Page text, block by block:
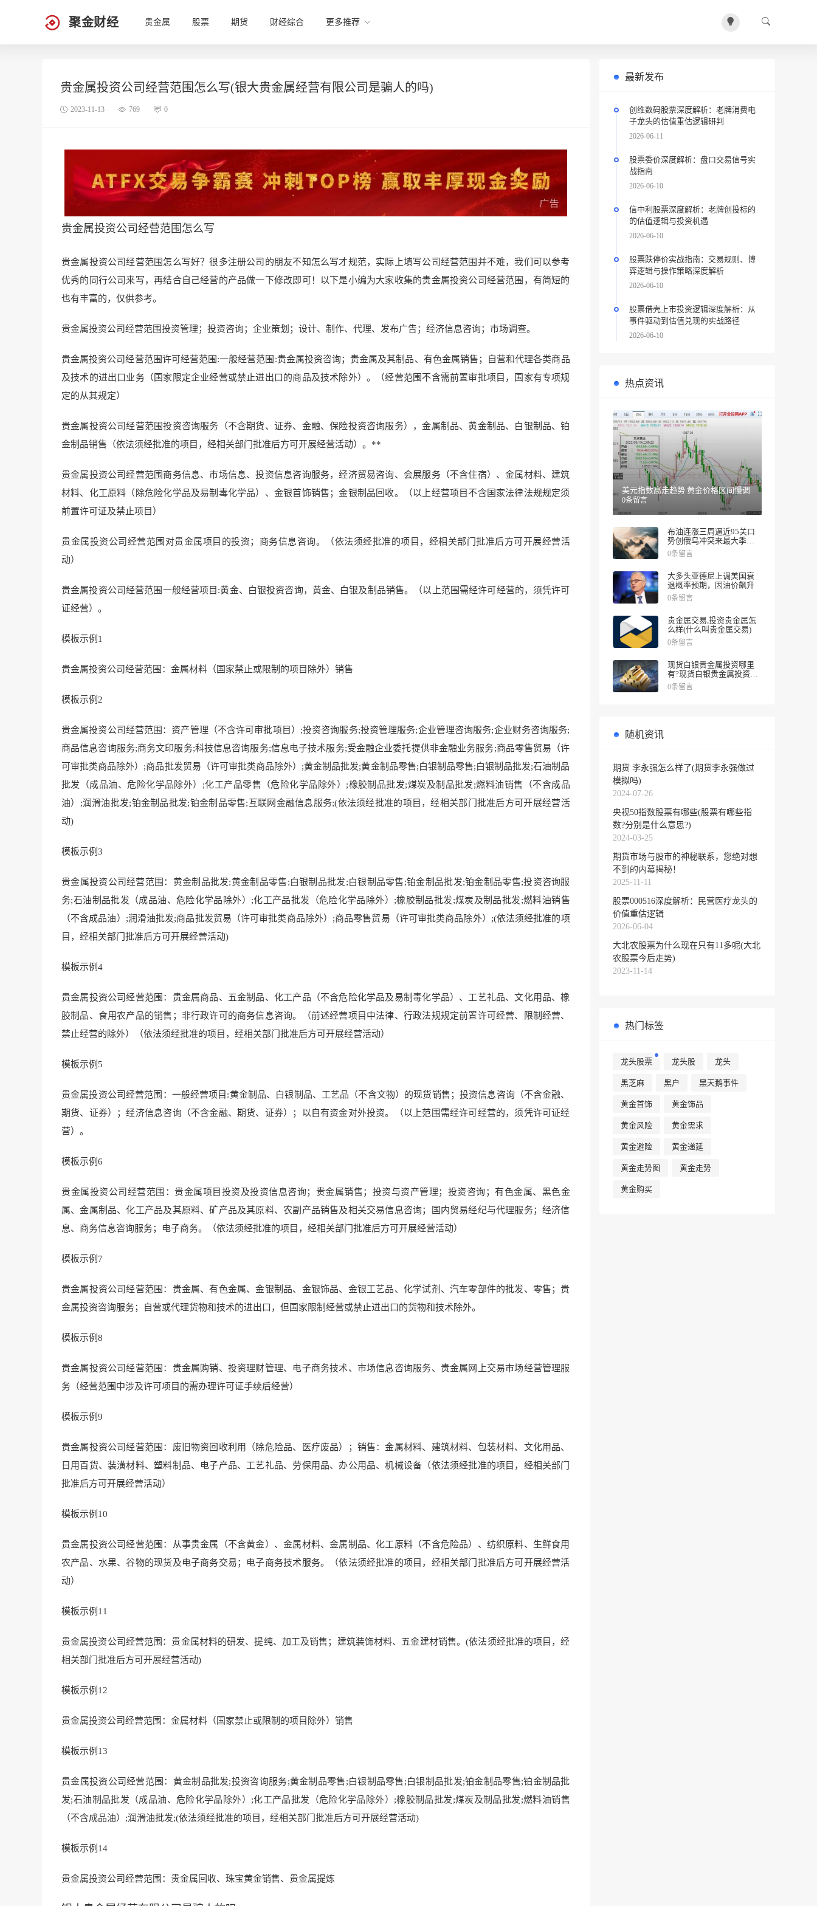
聚金财经 贵金属 股票 期货 财经综合 更多推荐
贵金属投资公司经营范围怎么写(银大贵金属经营有限公司是骗人的吗)
2023-11-13 769 0
贵金属投资公司经营范围怎么写
贵金属投资公司经营范围怎么写好？很多注册公司的朋友不知怎么写才规范，实际上填写公司经营范围并不难，我们可以参考
优秀的同行公司来写，再结合自己经营的产品做一下修改即可！以下是小编为大家收集的贵金属投资公司经营范围，有简短的
也有丰富的，仅供参考。
贵金属投资公司经营范围投资管理；投资咨询；企业策划；设计、制作、代理、发布广告；经济信息咨询；市场调查。
贵金属投资公司经营范围许可经营范围:一般经营范围:贵金属投资咨询；贵金属及其制品、有色金属销售；自营和代理各类商品
及技术的进出口业务（国家限定企业经营或禁止进出口的商品及技术除外）。（经营范围不含需前置审批项目，国家有专项规
定的从其规定）
贵金属投资公司经营范围投资咨询服务（不含期货、证券、金融、保险投资咨询服务），金属制品、黄金制品、白银制品、铂
金制品销售（依法须经批准的项目，经相关部门批准后方可开展经营活动）。**
贵金属投资公司经营范围商务信息、市场信息、投资信息咨询服务，经济贸易咨询、会展服务（不含住宿）、金属材料、建筑
材料、化工原料（除危险化学品及易制毒化学品）、金银首饰销售；金银制品回收。（以上经营项目不含国家法律法规规定须
前置许可证及禁止项目）
贵金属投资公司经营范围对贵金属项目的投资；商务信息咨询。（依法须经批准的项目，经相关部门批准后方可开展经营活
动）
贵金属投资公司经营范围一般经营项目:黄金、白银投资咨询，黄金、白银及制品销售。（以上范围需经许可经营的，须凭许可
证经营）。
模板示例1
贵金属投资公司经营范围：金属材料（国家禁止或限制的项目除外）销售
模板示例2
贵金属投资公司经营范围：资产管理（不含许可审批项目）;投资咨询服务;投资管理服务;企业管理咨询服务;企业财务咨询服务;
商品信息咨询服务;商务文印服务;科技信息咨询服务;信息电子技术服务;受金融企业委托提供非金融业务服务;商品零售贸易（许
可审批类商品除外）;商品批发贸易（许可审批类商品除外）;黄金制品批发;黄金制品零售;白银制品零售;白银制品批发;石油制品
批发（成品油、危险化学品除外）;化工产品零售（危险化学品除外）;橡胶制品批发;煤炭及制品批发;燃料油销售（不含成品
油）;润滑油批发;铂金制品批发;铂金制品零售;互联网金融信息服务;(依法须经批准的项目，经相关部门批准后方可开展经营活
动)
模板示例3
贵金属投资公司经营范围：黄金制品批发;黄金制品零售;白银制品批发;白银制品零售;铂金制品批发;铂金制品零售;投资咨询服
务;石油制品批发（成品油、危险化学品除外）;化工产品批发（危险化学品除外）;橡胶制品批发;煤炭及制品批发;燃料油销售
（不含成品油）;润滑油批发;商品批发贸易（许可审批类商品除外）;商品零售贸易（许可审批类商品除外）;(依法须经批准的项
目，经相关部门批准后方可开展经营活动)
模板示例4
贵金属投资公司经营范围：贵金属商品、五金制品、化工产品（不含危险化学品及易制毒化学品）、工艺礼品、文化用品、橡
胶制品、食用农产品的销售；非行政许可的商务信息咨询。（前述经营项目中法律、行政法规规定前置许可经营、限制经营、
禁止经营的除外）（依法须经批准的项目，经相关部门批准后方可开展经营活动）
模板示例5
贵金属投资公司经营范围：一般经营项目:黄金制品、白银制品、工艺品（不含文物）的现货销售；投资信息咨询（不含金融、
期货、证券）；经济信息咨询（不含金融、期货、证券）；以自有资金对外投资。（以上范围需经许可经营的，须凭许可证经
营）。
模板示例6
贵金属投资公司经营范围：贵金属项目投资及投资信息咨询；贵金属销售；投资与资产管理；投资咨询；有色金属、黑色金
属、金属制品、化工产品及其原料、矿产品及其原料、农副产品销售及相关交易信息咨询；国内贸易经纪与代理服务；经济信
息、商务信息咨询服务；电子商务。（依法须经批准的项目，经相关部门批准后方可开展经营活动）
模板示例7
贵金属投资公司经营范围：贵金属、有色金属、金银制品、金银饰品、金银工艺品、化学试剂、汽车零部件的批发、零售；贵
金属投资咨询服务；自营或代理货物和技术的进出口，但国家限制经营或禁止进出口的货物和技术除外。
模板示例8
贵金属投资公司经营范围：贵金属购销、投资理财管理、电子商务技术、市场信息咨询服务、贵金属网上交易市场经营管理服
务（经营范围中涉及许可项目的需办理许可证手续后经营）
模板示例9
贵金属投资公司经营范围：废旧物资回收利用（除危险品、医疗废品）；销售：金属材料、建筑材料、包装材料、文化用品、
日用百货、装潢材料、塑料制品、电子产品、工艺礼品、劳保用品、办公用品、机械设备（依法须经批准的项目，经相关部门
批准后方可开展经营活动）
模板示例10
贵金属投资公司经营范围：从事贵金属（不含黄金）、金属材料、金属制品、化工原料（不含危险品）、纺织原料、生鲜食用
农产品、水果、谷物的现货及电子商务交易；电子商务技术服务。（依法须经批准的项目，经相关部门批准后方可开展经营活
动）
模板示例11
贵金属投资公司经营范围：贵金属材料的研发、提纯、加工及销售；建筑装饰材料、五金建材销售。(依法须经批准的项目，经
相关部门批准后方可开展经营活动)
模板示例12
贵金属投资公司经营范围：金属材料（国家禁止或限制的项目除外）销售
模板示例13
贵金属投资公司经营范围：黄金制品批发;投资咨询服务;黄金制品零售;白银制品零售;白银制品批发;铂金制品零售;铂金制品批
发;石油制品批发（成品油、危险化学品除外）;化工产品批发（危险化学品除外）;橡胶制品批发;煤炭及制品批发;燃料油销售
（不含成品油）;润滑油批发;(依法须经批准的项目，经相关部门批准后方可开展经营活动)
模板示例14
贵金属投资公司经营范围：贵金属回收、珠宝黄金销售、贵金属提炼
最新发布
创维数码股票深度解析：老牌消费电
子龙头的估值重估逻辑研判
2026-06-11
股票委价深度解析：盘口交易信号实
战指南
2026-06-10
信中利股票深度解析：老牌创投标的
的估值逻辑与投资机遇
2026-06-10
股票跌停价实战指南：交易规则、博
弈逻辑与操作策略深度解析
2026-06-10
股票借壳上市投资逻辑深度解析：从
事件驱动到估值兑现的实战路径
2026-06-10
热点资讯
美元指数高走趋势 黄金价格区间慢调
0条留言
布油连涨三周逼近95关口
势创俄乌冲突来最大季度
涨幅
0条留言
大多头亚德尼上调美国衰
退概率预期，因油价飙升
0条留言
贵金属交易,投资贵金属怎
么样(什么叫贵金属交易)
0条留言
现货白银贵金属投资哪里
有?现货白银贵金属投资被
诱导投资亏损
0条留言
随机资讯
期货 李永强怎么样了(期货李永强做过
模拟吗)
2024-07-26
央视50指数股票有哪些(股票有哪些指
数?分别是什么意思?)
2024-03-25
期货市场与股市的神秘联系，您绝对想
不到的内幕揭秘！
2025-11-11
股票000516深度解析：民营医疗龙头的
价值重估逻辑
2026-06-04
大北农股票为什么现在只有11多呢(大北
农股票今后走势)
2023-11-14
热门标签
龙头股票 龙头股 龙头
黑芝麻 黑户 黑天鹅事件
黄金首饰 黄金饰品
黄金风险 黄金需求
黄金避险 黄金递延
黄金走势图 黄金走势
黄金购买